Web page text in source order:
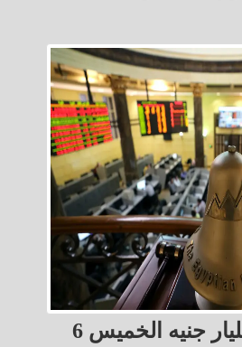
البورصة تربح 11 مليار جنيه الخميس 6